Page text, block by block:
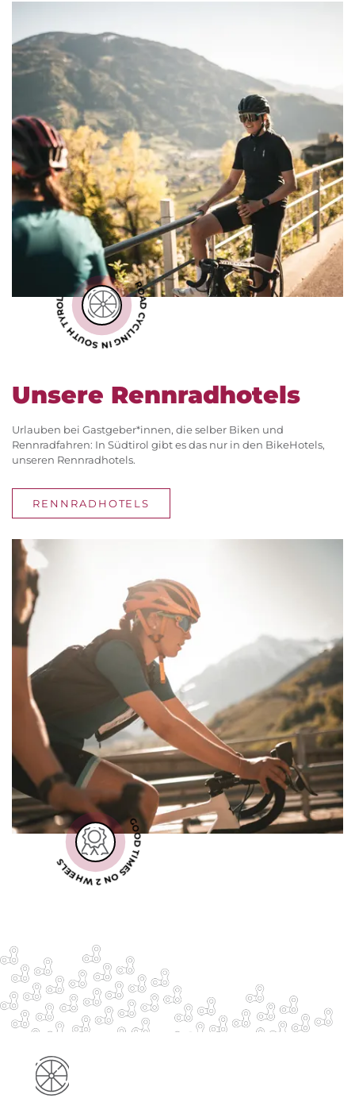
ROAD CYCLING IN SOUTH TYROL
Unsere Rennradhotels
Urlauben bei Gastgeber*innen, die selber Biken und
Rennradfahren: In Südtirol gibt es das nur in den BikeHotels,
unseren Rennradhotels.
RENNRADHOTELS
GOOD TIMES ON 2 WHEELS